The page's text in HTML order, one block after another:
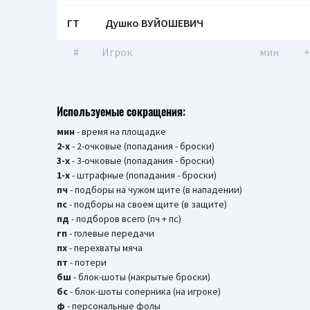
ГТ Душко ВУЙОШЕВИЧ
# Игрок мин
Используемые сокращения:
мин - время на площадке
2-х- 2-очковые (попадания - броски)
3-х- 3-очковые (попадания - броски)
1-х- штрафные (попадания - броски)
пч - подборы на чужом щите (в нападении)
пс- подборы на своем щите (в защите)
пд - подборов всего (пч + пс)
гп - голевые передачи
пх- перехваты мяча
пт - потери
бш - блок-шоты (накрытые броски)
бc- блок-шоты соперника (на игроке)
ф - персональные фолы